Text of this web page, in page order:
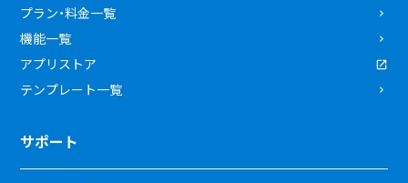
プラン・料金一覧
機能一覧
アプリストア
テンプレート一覧
サポート